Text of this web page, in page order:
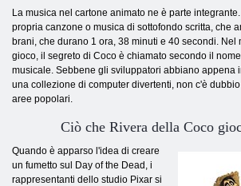
La musica nel cartone animato ne è parte
propria canzone o musica di sottofondo scritta, che
brani, che durano 1 ora, 38 minuti e 40 secondi. Nel
gioco, il segreto di Coco è chiamato secondo il
musicale. Sebbene gli sviluppatori abbiano appena
una collezione di computer divertenti, non c'è
aree popolari.
Ciò che Rivera della Coco
Quando è apparso l'idea di creare
un fumetto sul Day of the Dead, i
rappresentanti dello studio Pixar si